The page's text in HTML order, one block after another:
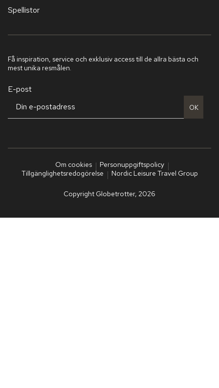
Spellistor
Få inspiration, service och exklusiv access till de allra bästa och
mest unika resmålen.
E-post
OK
Om cookies
Personuppgiftspolicy
Tillgänglighetsredogörelse
Nordic Leisure Travel Group
Copyright Globetrotter, 2026